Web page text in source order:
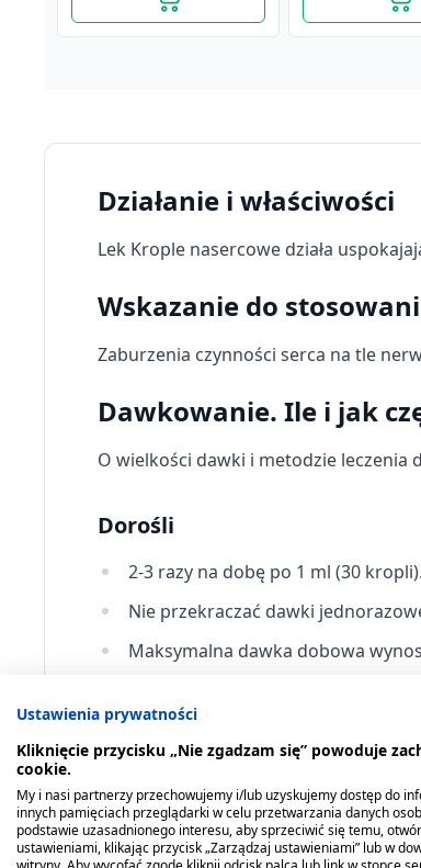
35 g
4,59 zł
(Farmina), 30 g
6,09 zł
Działanie i właściwości
Lek Krople nasercowe działa
Wskazanie do
Zaburzenia czynności serca na tle
Dawkowanie. Ile i jak
O wielkości dawki i metodzie leczenia
Dorośli
2-3 razy na dobę po 1 ml (30 kropli).
Nie przekraczać dawki
Maksymalna dawka dobowa
Dzieci
Ze względu na brak danych
młodzieży w wieku poniżej 18 lat.
Sposób podania i czas
Ustawienia prywatności
Kliknięcie przycisku „Nie zgadzam się” powoduje
cookie.
My i nasi partnerzy przechowujemy i/lub uzyskujemy dostęp do
innych pamięciach przeglądarki w celu przetwarzania danych
podstawie uzasadnionego interesu, aby sprzeciwić się temu,
ustawieniami, klikając przycisk „Zarządzaj ustawieniami” lub w